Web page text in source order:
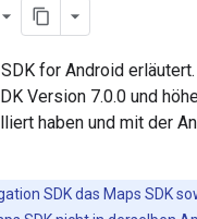
for Android
Version 7.0.0 und
haben und mit der
SDK das Maps SDK